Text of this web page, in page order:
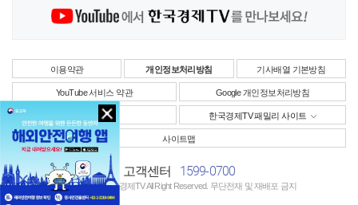
이용약관 개인정보처리방침 기사배열 기본방침
YouTube 서비스 약관 Google 개인정보처리방침
사업자정보 한국경제TV 패밀리 사이트
사이트맵
고객센터 1599-0700
Copyright © 한국경제TV All Right Reserved. 무단전재 및 재배포 금지